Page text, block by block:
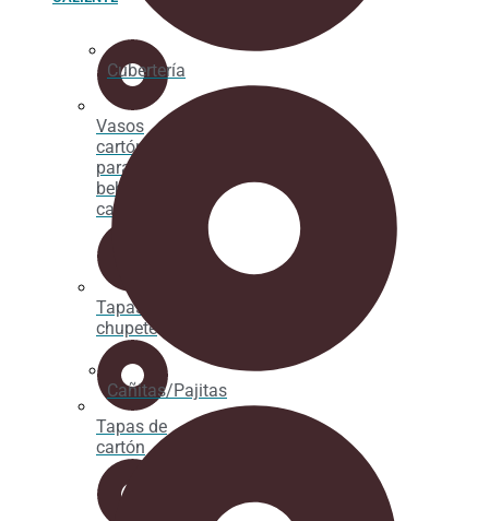
Vasos
cartón
para
bebida
caliente
Tapas
chupete
Tapas de
cartón
Cubertería
Cañitas/Pajitas